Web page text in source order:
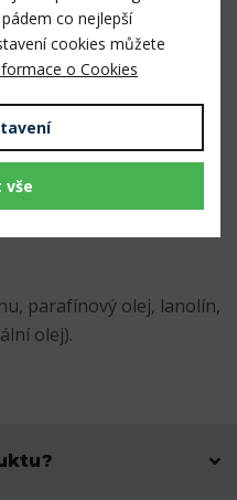
na plosku, sřelku a
co nejčastěji.
parafínový olej, lanolín,
olej).
co nejlepší
cookies můžete
o Cookies
vše